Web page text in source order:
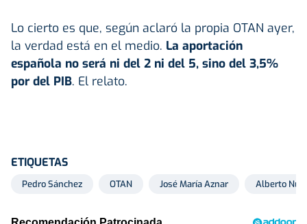
Lo cierto es que, según aclaró la propia OTAN ayer,
la verdad está en el medio. La aportación
española no será ni del 2 ni del 5, sino del 3,5%
por del PIB. El relato.
ETIQUETAS
Pedro Sánchez OTAN José María Aznar Alberto